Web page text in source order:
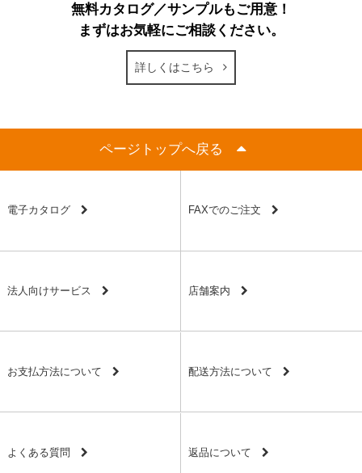
無料カタログ／サンプルもご用意！
まずはお気軽にご相談ください。
詳しくはこちら
ページトップへ戻る
電子カタログ FAXでのご注文
法人向けサービス 店舗案内
お支払方法について 配送方法について
よくある質問 返品について